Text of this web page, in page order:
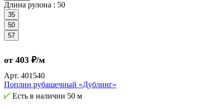
Длина рулона : 50
35
50
57
от 403 ₽/м
Арт. 401540
Поплин рубашечный «Дублинг»
Есть в наличии 50 м